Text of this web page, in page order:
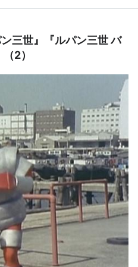
三世』『ルパン三世 バ
2）